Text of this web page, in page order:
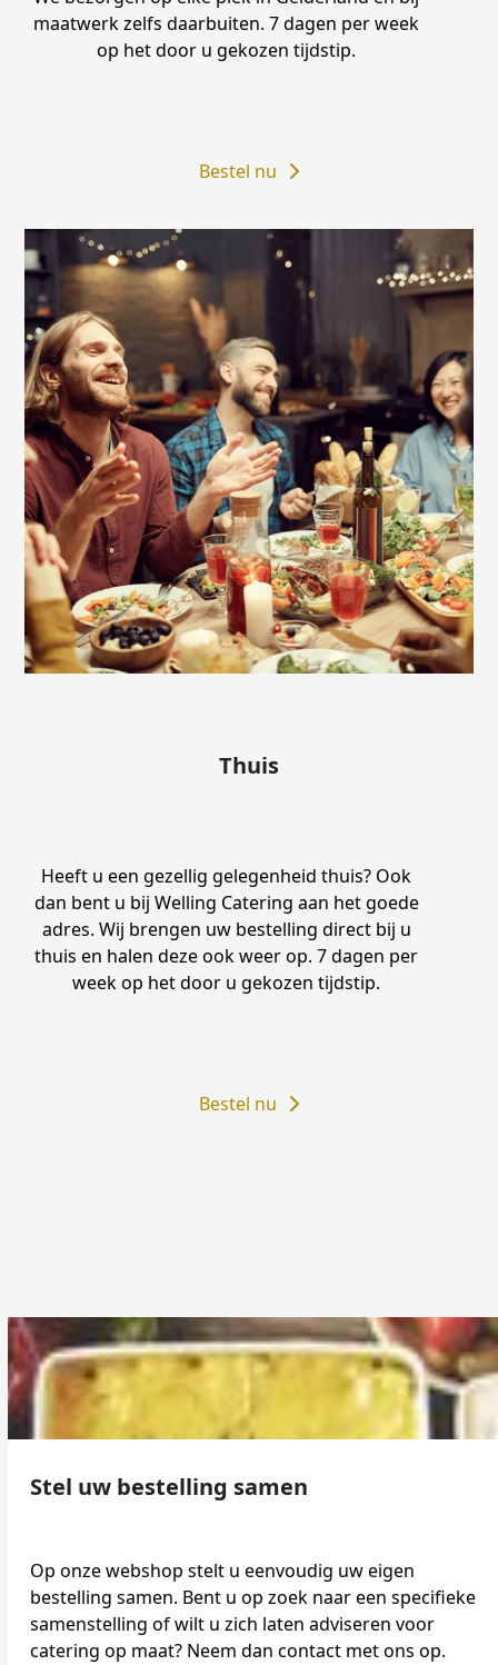
maatwerk zelfs daarbuiten. 7 dagen per week
op het door u gekozen tijdstip.
Bestel nu
Thuis
Heeft u een gezellig gelegenheid thuis? Ook
dan bent u bij Welling Catering aan het goede
adres. Wij brengen uw bestelling direct bij u
thuis en halen deze ook weer op. 7 dagen per
week op het door u gekozen tijdstip.
Bestel nu
Stel uw bestelling samen
Op onze webshop stelt u eenvoudig uw eigen
bestelling samen. Bent u op zoek naar een specifieke
samenstelling of wilt u zich laten adviseren voor
catering op maat? Neem dan contact met ons op.